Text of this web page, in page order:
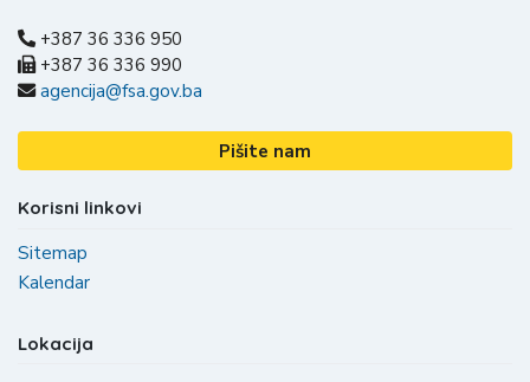
+387 36 336 950
+387 36 336 990
agencija@fsa.gov.ba
Pišite nam
Korisni linkovi
Sitemap
Kalendar
Lokacija